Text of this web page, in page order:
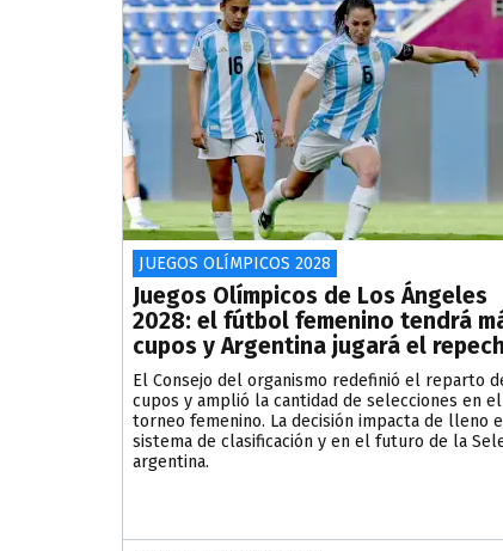
JUEGOS OLÍMPICOS 2028
Juegos Olímpicos de Los Ángeles
2028: el fútbol femenino tendrá
cupos y Argentina jugará el
El Consejo del organismo redefinió el reparto
cupos y amplió la cantidad de selecciones en el
torneo femenino. La decisión impacta de lleno
sistema de clasificación y en el futuro de la
argentina.